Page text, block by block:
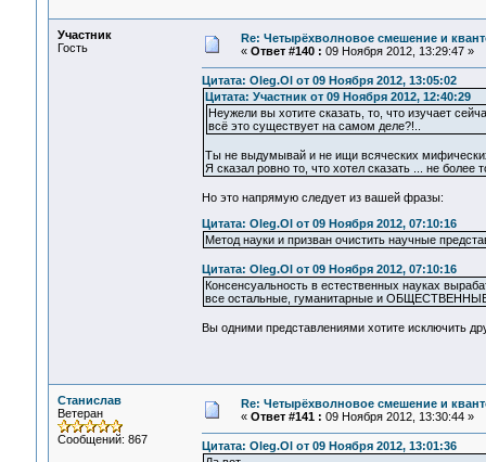
Участник
Гость
Re: Четырёхволновое смешение и
« Ответ #140 : 09 Ноября 2012, 13:29:47 »
Цитата: Oleg.Ol от 09 Ноября 2012, 13:05:02
Цитата: Участник от 09 Ноября 2012, 12:40:29
Неужели вы хотите сказать, то, что изучает
всё это существует на самом деле?!..
Ты не выдумывай и не ищи всяческих
Я сказал ровно то, что хотел сказать ... не более
Но это напрямую следует из вашей фразы:
Цитата: Oleg.Ol от 09 Ноября 2012, 07:10:16
Метод науки и призван очистить научные
Цитата: Oleg.Ol от 09 Ноября 2012, 07:10:16
Консенсуальность в естественных науках
все остальные, гуманитарные и ОБЩЕСТВЕННЫЕ
Вы одними представлениями хотите исключить
Станислав
Ветеран
Сообщений: 867
Re: Четырёхволновое смешение и
« Ответ #141 : 09 Ноября 2012, 13:30:44 »
Цитата: Oleg.Ol от 09 Ноября 2012, 13:01:36